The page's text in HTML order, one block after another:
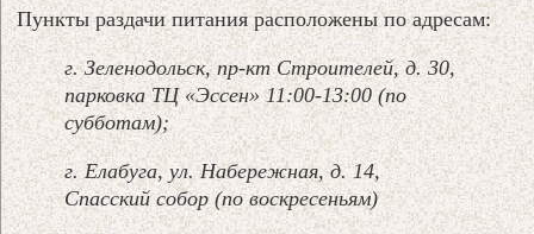
Пункты раздачи питания расположены по адресам:
г. Зеленодольск, пр-кт Строителей, д. 30,
парковка ТЦ «Эссен» 11:00-13:00 (по
субботам);
г. Елабуга, ул. Набережная, д. 14,
Спасский собор (по воскресеньям)